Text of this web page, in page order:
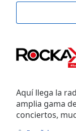
Current
Loaded:
0.00%
TypeLIVE
Seek to
live,
currently
Aquí llega la
amplia gama
conciertos,